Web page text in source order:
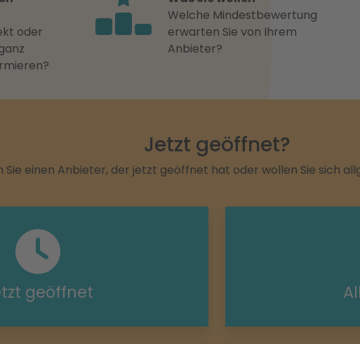
oder
Welche Mindestbewertung
erwarten Sie von Ihrem
Anbieter?
Jetzt geöffnet?
Sie einen Anbieter, der jetzt geöffnet hat oder wollen Sie sich
geöffnet